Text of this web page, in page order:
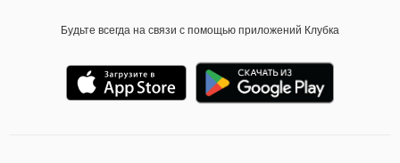
Будьте всегда на связи с помощью приложений Клубка